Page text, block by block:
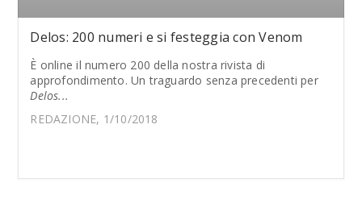
Delos: 200 numeri e si festeggia con Venom
È online il numero 200 della nostra rivista di
approfondimento. Un traguardo senza precedenti per
Delos...
REDAZIONE, 1/10/2018